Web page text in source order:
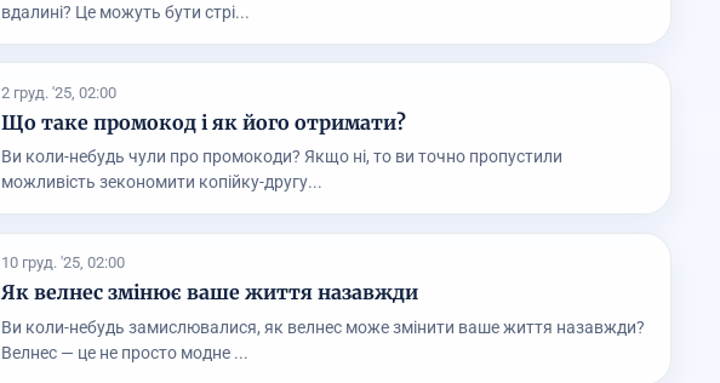
вдалині? Це можуть бути стрі...
2 груд. '25, 02:00
Що таке промокод і як його отримати?
Ви коли-небудь чули про промокоди? Якщо ні, то ви точно пропустили
можливість зекономити копійку-другу...
10 груд. '25, 02:00
Як велнес змінює ваше життя назавжди
Ви коли-небудь замислювалися, як велнес може змінити ваше життя назавжди?
Велнес — це не просто модне ...